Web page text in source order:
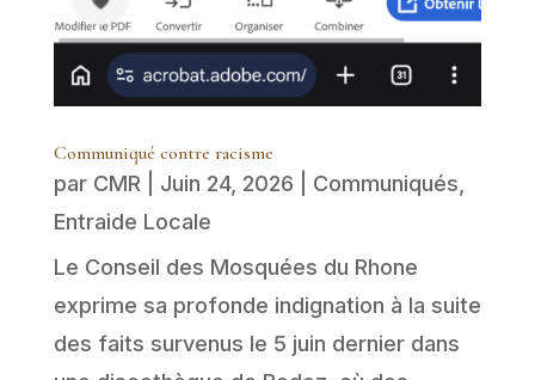
Communiqué contre racisme
par CMR Juin 24, 2026 Communiqués
Entraide Locale
Le Conseil des Mosquées du Rhone
exprime sa profonde indignation à la suite
des faits survenus le 5 juin dernier dans